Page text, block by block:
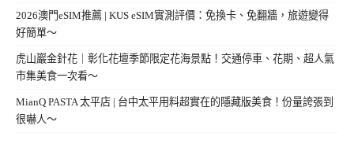
2026澳門eSIM推薦 | KUS eSIM實測評價：免換卡、免翻牆，旅遊變得
好簡單～
虎山巖金針花｜彰化花壇季節限定花海景點！交通停車、花期、超人氣
市集美食一次看～
MianQ PASTA 太平店 | 台中太平用料超實在的隱藏版美食！份量誇張到
很嚇人～